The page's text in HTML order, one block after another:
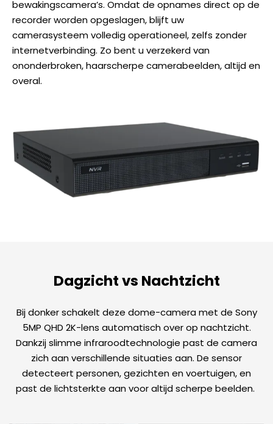
bewakingscamera’s. Omdat de opnames direct op de
recorder worden opgeslagen, blijft uw
camerasysteem volledig operationeel, zelfs zonder
internetverbinding. Zo bent u verzekerd van
ononderbroken, haarscherpe camerabeelden, altijd en
overal.
Dagzicht vs Nachtzicht
Bij donker schakelt deze dome-camera met de Sony
5MP QHD 2K-lens automatisch over op nachtzicht.
Dankzij slimme infraroodtechnologie past de camera
zich aan verschillende situaties aan. De sensor
detecteert personen, gezichten en voertuigen, en
past de lichtsterkte aan voor altijd scherpe beelden.